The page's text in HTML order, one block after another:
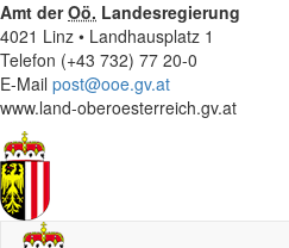
Amt derOö. Landesregierung
4021 Linz • Landhausplatz 1
Telefon (+43 732) 77 20-0
E-Mail post@ooe.gv.at
www.land-oberoesterreich.gv.at